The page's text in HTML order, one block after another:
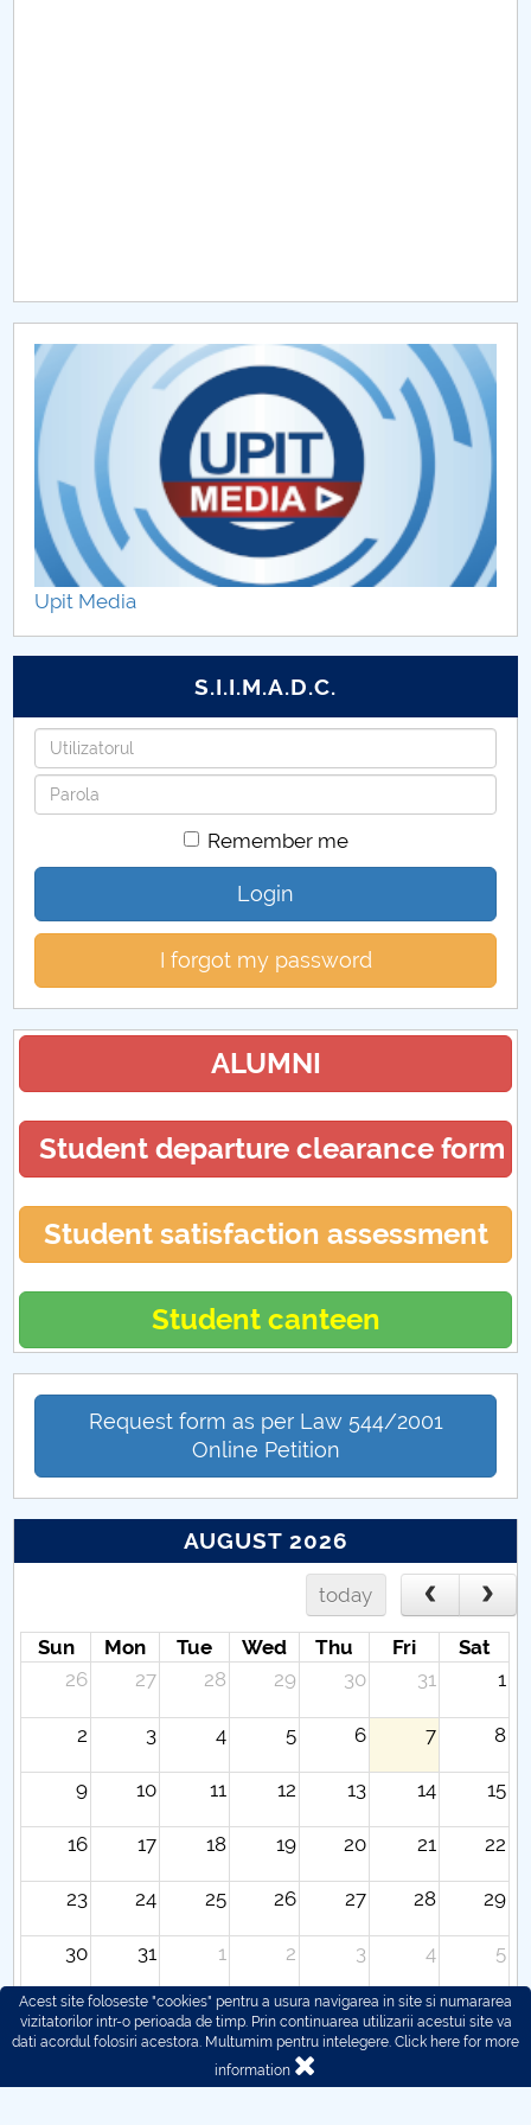
CAR2026
MENIU CANTINA
Formulare pentru abilitare
Anunțuri susținere publică a tezelor de abilitare
Conducatorii de doctorat conform adresei MEN
36463/25.07.2017
Upit Media
S.I.I.M.A.D.C.
Username
Password
Remember me
Login
I forgot my password
ALUMNI
Student departure clearance form
Student satisfaction assessment
Student canteen
Request form as per Law 544/2001
Online Petition
AUGUST 2026
today
Sun Mon Tue Wed Thu Fri
Sat
26
27 28 29 30 31 1
2 3 4 5 6 7 8
9 10 11 12 13 14 15
16 17 18 19 20 21 22
23 24 25 26 27 28 29
30 31 1 2 3 4 5
Acest site foloseste "cookies" pentru a usura navigarea in site si numararea
vizitatorilor intr-o perioada de timp. Prin continuarea utilizarii acestui site va
dati acordul folosiri acestora. Multumim pentru intelegere. Click here for more
information